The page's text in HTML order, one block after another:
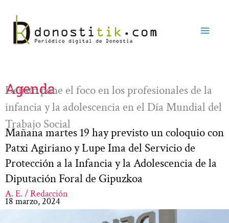
contenido
Agenda
Deusto pone el foco en los profesionales de la
infancia y la adolescencia en el Día Mundial del
Trabajo Social
Mañana martes 19 hay previsto un coloquio con
Patxi Agiriano y Lupe Ima del Servicio de
Protección a la Infancia y la Adolescencia de la
Diputación Foral de Gipuzkoa
A. E. / Redacción
18 marzo, 2024